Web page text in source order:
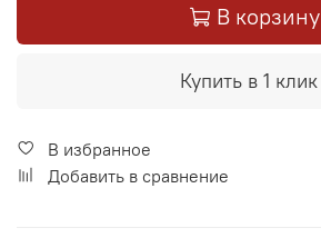
В корзину
Купить в 1 клик
В избранное
Добавить в сравнение